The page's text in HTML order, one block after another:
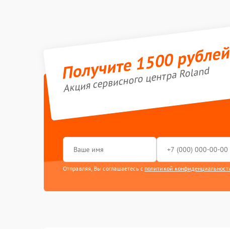
Получите 1500
Акция сервисного центра Roland
Отправляя, Вы соглашаетесь с политикой